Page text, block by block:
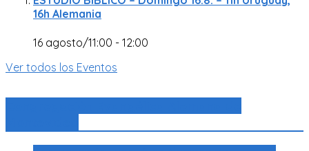
16h Alemania
16 agosto/11:00 - 12:00
Ver todos los Eventos